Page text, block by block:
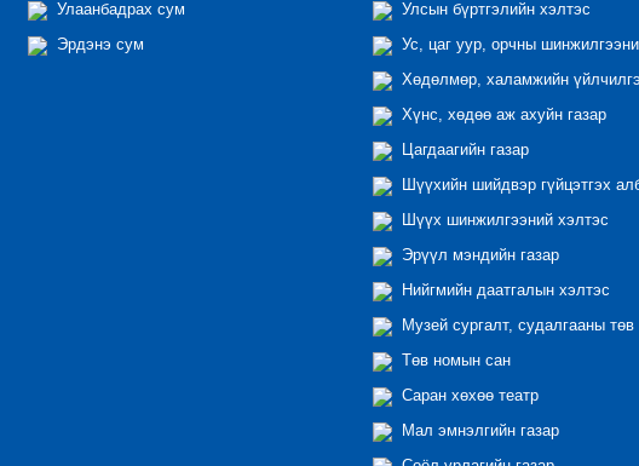
Улаанбадрах сум
Эрдэнэ сум
Улсын бүртгэлийн хэлтэс
Ус, цаг уур, орчны
Хөдөлмөр, халамжийн
Хүнс, хөдөө аж ахуйн газар
Цагдаагийн газар
Шүүхийн шийдвэр гүйцэтгэх
Шүүх шинжилгээний хэлтэс
Эрүүл мэндийн газар
Нийгмийн даатгалын хэлтэс
Музей сургалт, судалгааны төв
Төв номын сан
Саран хөхөө театр
Мал эмнэлгийн газар